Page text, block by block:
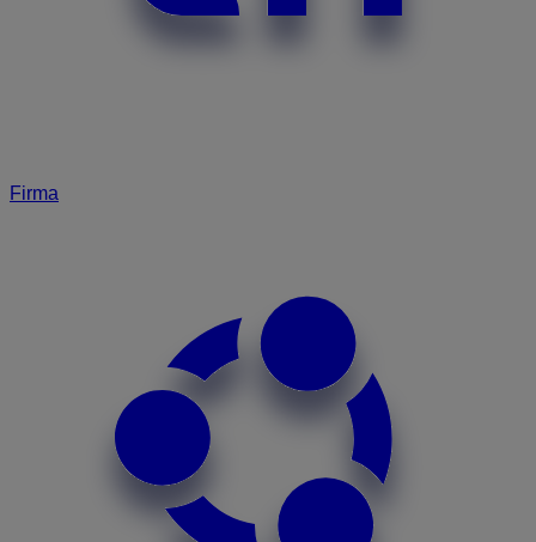
Firma